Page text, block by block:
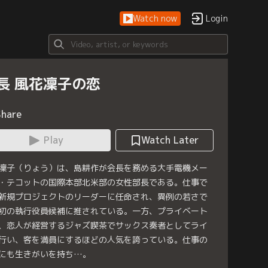
Watch now Login
風花凜子の恋
Play
Watch Later
子（りょう）は、島耕作が会長を務める大手電機メー
テコットの国際本部北米部の女性部長である。仕事で
規プロジェクトのリーダーに任命され、異例の若さで
の執行役員候補に推されている。一方、プライベート
恋人が経営するジャズ喫茶でサックス奏者としてライ
い、客を満員にするほどの人気を誇っている。仕事の
も生きがいを持ち…。